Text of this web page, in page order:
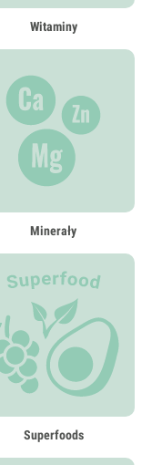
Witaminy
Minerały
Superfoods